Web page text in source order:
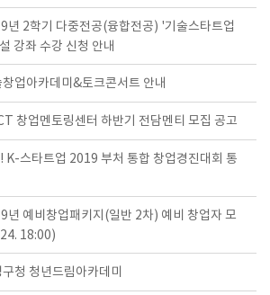
년 2학기 다중전공(융합전공) '기술스타트업
강좌 수강 신청 안내
창업아카데미&토크콘서트 안내
창업멘토링센터 하반기 전담멘티 모집 공고
K-스타트업 2019 부처 통합 창업경진대회 통
년 예비창업패키지(일반 2차) 예비 창업자 모
18:00)
청 청년드림아카데미